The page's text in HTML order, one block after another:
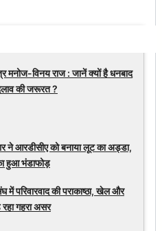
मनोज-विनय राज : जानें क्यों है धनबाद
की जरूरत ?
ने आरडीसीए को बनाया लूट का अड्डा,
हुआ भंडाफोड़
में परिवारवाद की पराकाष्ठा, खेल और
गहरा असर